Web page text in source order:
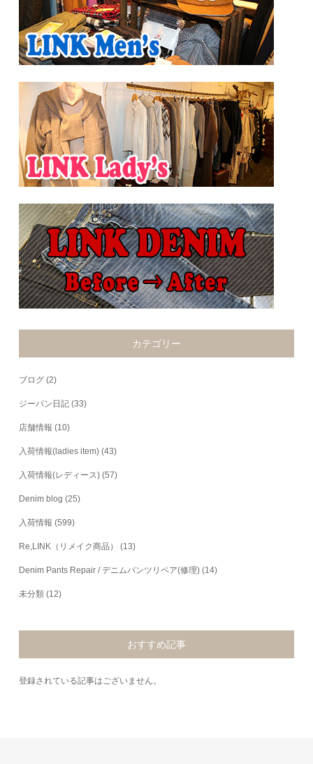
カテゴリー
ブログ (2)
ジーパン日記 (33)
店舗情報 (10)
入荷情報(ladies item) (43)
入荷情報(レディース) (57)
Denim blog (25)
入荷情報 (599)
Re,LINK（リメイク商品） (13)
Denim Pants Repair / デニムパンツリペア(修理) (14)
未分類 (12)
おすすめ記事
登録されている記事はございません。